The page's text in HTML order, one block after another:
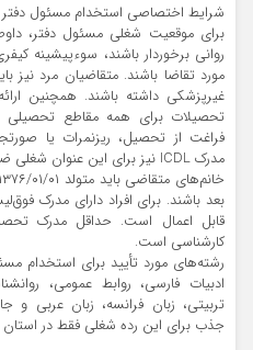
شرایط اختصاصی استخدام مسئول دفتر بانک
برای موقعیت شغلی مسئول دفتر،
روانی برخوردار باشند، سوءپیشینه
مورد تقاضا باشند. متقاضیان مرد نیز
غیرپزشکی داشته باشند. همچنین
تحصیلات برای همه مقاطع تحصیلی
فراغت از تحصیل، ریزنمرات یا
مدرک ICDL نیز برای این عنوان شغلی ضروری است.
بعد باشند. برای افراد دارای مدرک
قابل اعمال است. حداقل مدرک
کارشناسی است.
رشته‌های مورد تأیید برای استخدام
ادبیات فارسی، روابط عمومی،
تربیتی، زبان فرانسه، زبان عربی
جذب برای این رده شغلی فقط در استان